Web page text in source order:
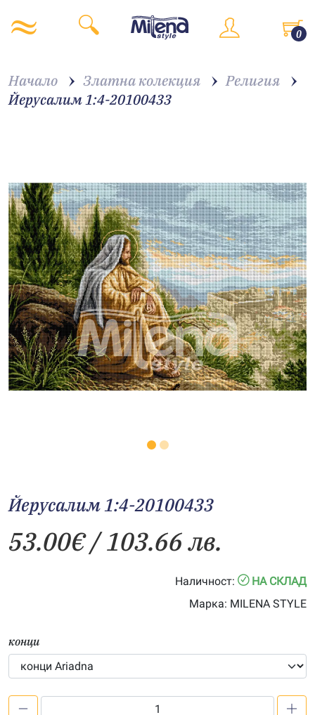
0
Начало Златна колекция
Религия
Йерусалим 1:4-20100433
Йерусалим 1:4-20100433
53.00€/ 103.66 лв.
Наличност:
НА СКЛАД
Марка: MILENA STYLE
конци